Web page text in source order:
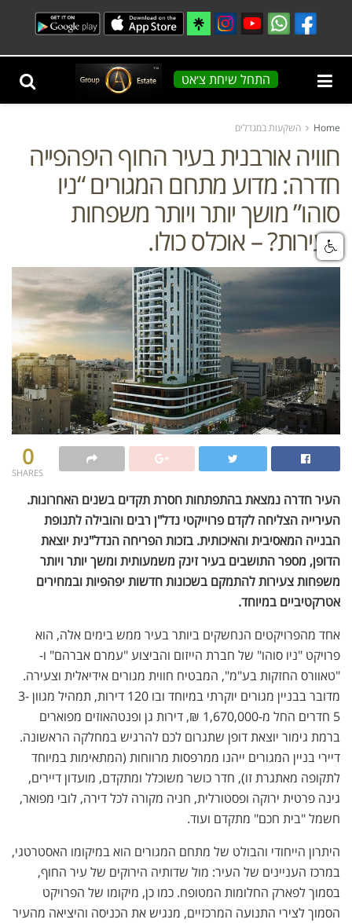
התחל שיחת צ׳אט
Home השקעות במגדלים
חוויה אורבנית בעיר החוף היפהפייה
חדרה: מדוע מתחם המגורים “ניו
סוהו” מושך יותר ויותר משפחות
צעירות? – אוכלס כולו.
0
SHARES
העיר חדרה נמצאת בהתפתחות חסרת תקדים בשנים האחרונות.
העירייה הצליחה לקדם פרוייקטי נדל"ן רבים והובילה לתנופת
הבנייה המאסיבית והאיכותית. בזכות הפריחה הנדל"נית יוצאת
הדופן, מספר התושבים בעיר זינק משמעותית ומשך יותר ויותר
משפחות צעירות להתמקם בשכונות חדשות יפהפיות ובמחירים
אטרקטיביים במיוחד.
אחד מהפרויקטים הנחשקים ביותר בעיר ממש בימים אלה, הוא
פרויקט "ניו סוהו" של חברת הייזום והביצוע "עמרם אברהם" ו-
"טאוורס החזקות בע"מ", המבטיח חווית מגורים אידיאלית וצעירה.
מדובר בבניין מגורים יוקרתי במיוחד ובו 120 דירות, תמהיל מגוון 3-
5 חדרים החל מ-1,670,000 ₪, דירות גן ופנטהאוזים מפוארים
ברמת גימור יוצאת דופן שתגרום לכם להרגיש במחלקה הראשונה.
דיירי בניין המגורים ייהנו ממרפסות מרווחות (המתאימות במיוחד
לתקופה מאתגרת זו), חדר כושר משוכלל ומתקדם, מועדון דיירים,
גינה פרטית ירוקה ופסטורלית, חניה מקורה לכל דירה, לובי מפואר,
חשמל "בית חכם" מתקדם ועוד.
היתרון הייחודי והבולט של מתחם המגורים הוא במיקומו האסטרטגי,
במרכז העניינים של העיר: מול שדותיה הירוקים של עיר החוף,
בסמוך לפארק החלומות המטופח. כמו כן, מיקומו של הפרויקט
הסמוך לצירי התנועה המרכזיים, מנגיש את הכניסה והיציאה מהעיר